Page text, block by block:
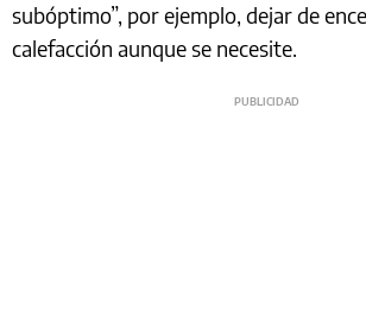
subóptimo”, por ejemplo, dejar de
calefacción aunque se necesite.